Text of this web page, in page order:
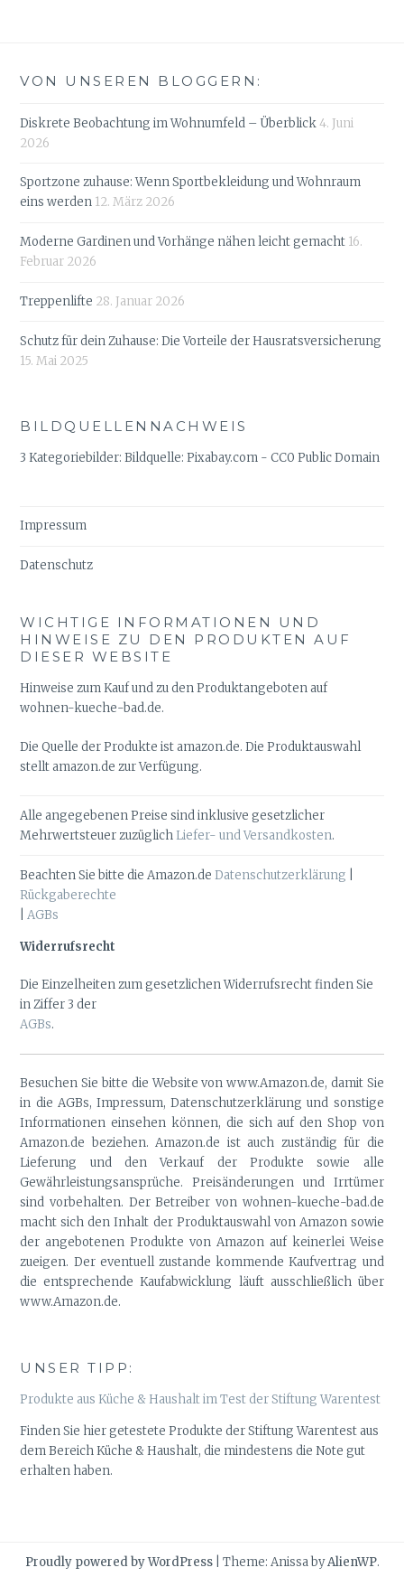
VON UNSEREN BLOGGERN:
Diskrete Beobachtung im Wohnumfeld – Überblick4. Juni
2026
Sportzone zuhause: Wenn Sportbekleidung und Wohnraum
eins werden 12. März 2026
Moderne Gardinen und Vorhänge nähen leicht gemacht 16.
Februar 2026
Treppenlifte 28. Januar 2026
Schutz für dein Zuhause: Die Vorteile der Hausratsversicherung
15. Mai 2025
BILDQUELLENNACHWEIS
3 Kategoriebilder: Bildquelle: Pixabay.com - CC0 Public Domain
Impressum
Datenschutz
WICHTIGE INFORMATIONEN UND
HINWEISE ZU DEN PRODUKTEN AUF
DIESER WEBSITE
Hinweise zum Kauf und zu den Produktangeboten auf
wohnen-kueche-bad.de.
Die Quelle der Produkte ist amazon.de. Die Produktauswahl
stellt amazon.de zur Verfügung.
Alle angegebenen Preise sind inklusive gesetzlicher
Mehrwertsteuer zuzüglich Liefer- und Versandkosten.
Beachten Sie bitte die Amazon.deDatenschutzerklärung
Rückgaberechte
|AGBs
Widerrufsrecht
Die Einzelheiten zum gesetzlichen Widerrufsrecht finden Sie
in Ziffer 3 der
AGBs.
Besuchen Sie bitte die Website von www.Amazon.de, damit Sie
in die AGBs, Impressum, Datenschutzerklärung und sonstige
Informationen einsehen können, die sich auf den Shop von
Amazon.de beziehen. Amazon.de ist auch zuständig für die
Lieferung und den Verkauf der Produkte sowie alle
Gewährleistungsansprüche. Preisänderungen und Irrtümer
sind vorbehalten. Der Betreiber von wohnen-kueche-bad.de
macht sich den Inhalt der Produktauswahl von Amazon sowie
der angebotenen Produkte von Amazon auf keinerlei Weise
zueigen. Der eventuell zustande kommende Kaufvertrag und
die entsprechende Kaufabwicklung läuft ausschließlich über
www.Amazon.de.
UNSER TIPP:
Produkte aus Küche & Haushalt im Test der Stiftung Warentest
Finden Sie hier getestete Produkte der Stiftung Warentest aus
dem Bereich Küche & Haushalt, die mindestens die Note gut
erhalten haben.
Proudly powered by WordPress Theme: Anissa byAlienWP.